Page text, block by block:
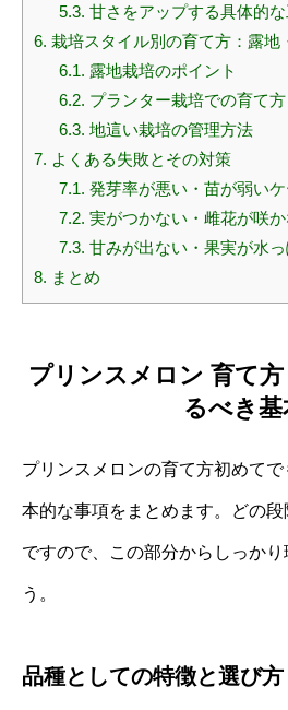
5.3. 甘さをアップする具体的
6. 栽培スタイル別の育て方：露地
6.1. 露地栽培のポイント
6.2. プランター栽培での育て方
6.3. 地這い栽培の管理方法
7. よくある失敗とその対策
7.1. 発芽率が悪い・苗が弱いケ
7.2. 実がつかない・雌花が咲
7.3. 甘みが出ない・果実が水
8. まとめ
プリンスメロン 育て
るべき基
プリンスメロンの育て方初めて
本的な事項をまとめます。どの段
ですので、この部分からしっかり
う。
品種としての特徴と選び方